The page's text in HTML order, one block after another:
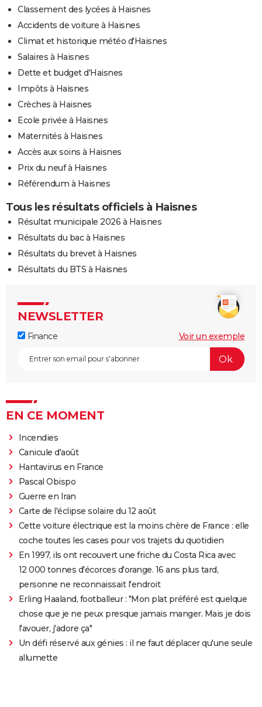
Classement des lycées à Haisnes
Accidents de voiture à Haisnes
Climat et historique météo d'Haisnes
Salaires à Haisnes
Dette et budget d'Haisnes
Impôts à Haisnes
Crèches à Haisnes
Ecole privée à Haisnes
Maternités à Haisnes
Accès aux soins à Haisnes
Prix du neuf à Haisnes
Référendum à Haisnes
Tous les résultats officiels à Haisnes
Résultat municipale 2026 à Haisnes
Résultats du bac à Haisnes
Résultats du brevet à Haisnes
Résultats du BTS à Haisnes
NEWSLETTER
Finance Voir un exemple
EN CE MOMENT
Incendies
Canicule d'août
Hantavirus en France
Pascal Obispo
Guerre en Iran
Carte de l'éclipse solaire du 12 août
Cette voiture électrique est la moins chère de France : elle
coche toutes les cases pour vos trajets du quotidien
En 1997, ils ont recouvert une friche du Costa Rica avec
12 000 tonnes d'écorces d'orange. 16 ans plus tard,
personne ne reconnaissait l'endroit
Erling Haaland, footballeur : "Mon plat préféré est quelque
chose que je ne peux presque jamais manger. Mais je dois
l'avouer, j'adore ça"
Un défi réservé aux génies : il ne faut déplacer qu'une seule
allumette